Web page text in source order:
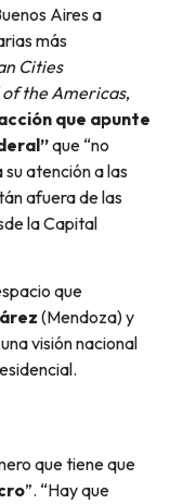
Aires a
más
Cities
of the Americas,
que apunte
que “no
atención a las
afuera de las
la Capital
que
(Mendoza) y
visión nacional
que tiene que
”. “Hay que